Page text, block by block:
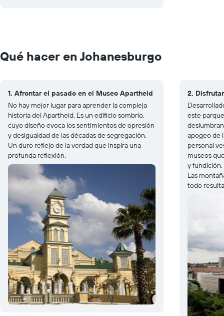
Qué hacer en Johanesburgo
1. Afrontar el pasado en el Museo Apartheid
No hay mejor lugar para aprender la compleja
historia del Apartheid. Es un edificio sombrío,
cuyo diseño evoca los sentimientos de opresión
y desigualdad de las décadas de segregación.
Un duro reflejo de la verdad que inspira una
profunda reflexión.
2.
este
apogeo de
personal
museos
y
Las
todo